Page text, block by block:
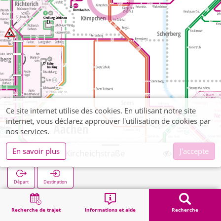
Recherche de trajet Informations et aide Recherche
Kohlscheid Kircheichstraße
Départ Destination
Démarrage Recherche Kohlscheid Kircheichstraße
Ce site internet utilise des cookies. En utilisant notre site
internet, vous déclarez approuver l'utilisation de cookies par
nos services.
En savoir plus
J'accepte